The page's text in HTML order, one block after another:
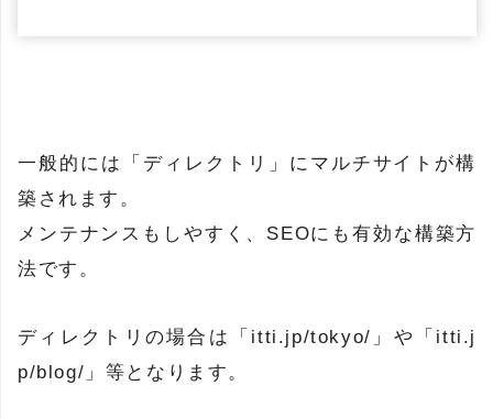
一般的には「ディレクトリ」にマルチサイトが構
築されます。
メンテナンスもしやすく、SEOにも有効な構築方
法です。
ディレクトリの場合は「itti.jp/tokyo/」や「itti.j
p/blog/」等となります。